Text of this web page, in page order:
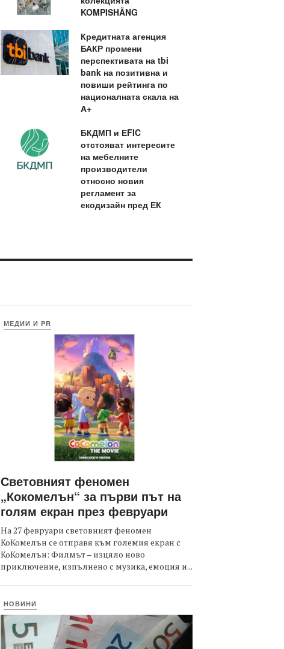
KOMPISHÄNG
Кредитната агенция
БАКР промени
перспективата на tbi
bank на позитивна и
повиши рейтинга по
националната скала на
А+
БКДМП и ЕFIC
отстояват интересите
на мебелните
производители
относно новия
регламент за
екодизайн пред ЕК
МЕДИИ И PR
Световният феномен
„Кокомелън“ за първи път на
голям екран през февруари
На 27 февруари световният феномен
КоКомелън се отправя към големия екран с
КоКомелън: Филмът – изцяло ново
приключение, изпълнено с музика, емоция и...
НОВИНИ